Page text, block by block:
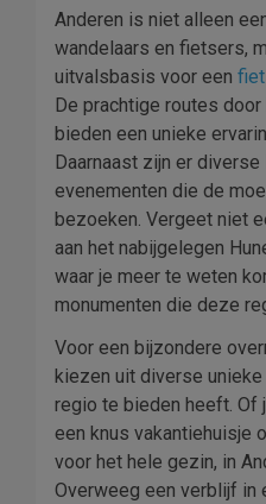
Anderen is niet alleen
wandelaars en fietsers,
uitvalsbasis voor een
De prachtige routes
bieden een unieke
Daarnaast zijn er
evenementen die de
bezoeken. Vergeet niet
aan het nabijgelegen
waar je meer te weten
monumenten die deze
Voor een bijzondere
kiezen uit diverse
regio te bieden heeft. Of
een knus vakantiehuisje
voor het hele gezin, in
Overweeg een verblijf in